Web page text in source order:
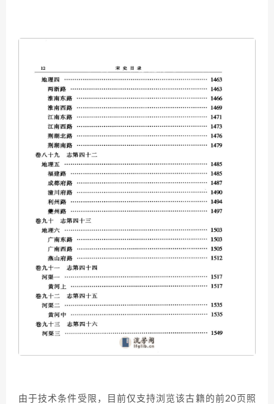
由于技术条件受限，目前仅支持浏览该古籍的前20页照